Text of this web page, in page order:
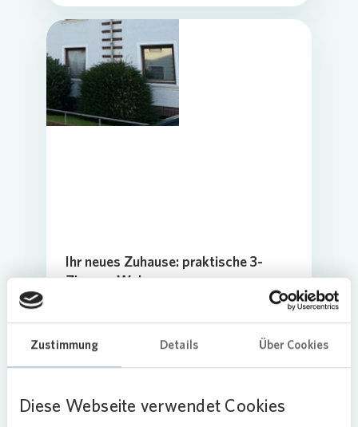
Zustimmung Details Über Cookies
Diese Webseite verwendet Cookies
Ihr neues Zuhause: praktische 3-
Zimmer-Wohnung
685,03 € Kaltmiete